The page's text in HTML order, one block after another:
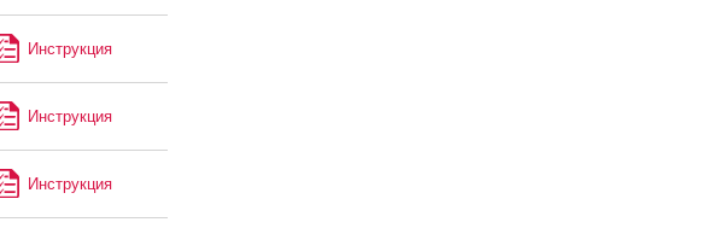
Инструкция
Инструкция
Инструкция